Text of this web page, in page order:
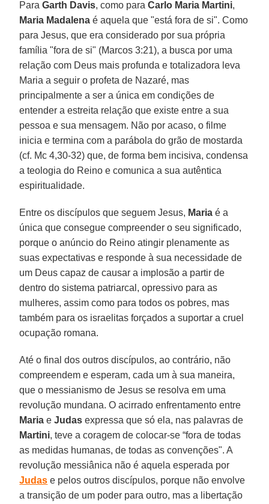
ParaGarth Davis, como paraCarlo Maria Martini,
Maria Madalena é aquela que "está fora de si". Como
para Jesus, que era considerado por sua própria
família "fora de si" (Marcos 3:21), a busca por uma
relação com Deus mais profunda e totalizadora leva
Maria a seguir o profeta de Nazaré, mas
principalmente a ser a única em condições de
entender a estreita relação que existe entre a sua
pessoa e sua mensagem. Não por acaso, o filme
inicia e termina com a parábola do grão de mostarda
(cf. Mc 4,30-32) que, de forma bem incisiva, condensa
a teologia do Reino e comunica a sua autêntica
espiritualidade.
Entre os discípulos que seguem Jesus, Maria é a
única que consegue compreender o seu significado,
porque o anúncio do Reino atingir plenamente as
suas expectativas e responde à sua necessidade de
um Deus capaz de causar a implosão a partir de
dentro do sistema patriarcal, opressivo para as
mulheres, assim como para todos os pobres, mas
também para os israelitas forçados a suportar a cruel
ocupação romana.
Até o final dos outros discípulos, ao contrário, não
compreendem e esperam, cada um à sua maneira,
que o messianismo de Jesus se resolva em uma
revolução mundana. O acirrado enfrentamento entre
Maria eJudas expressa que só ela, nas palavras de
Martini, teve a coragem de colocar-se “fora de todas
as medidas humanas, de todas as convenções". A
revolução messiânica não é aquela esperada por
Judas e pelos outros discípulos, porque não envolve
a transição de um poder para outro, mas a libertação